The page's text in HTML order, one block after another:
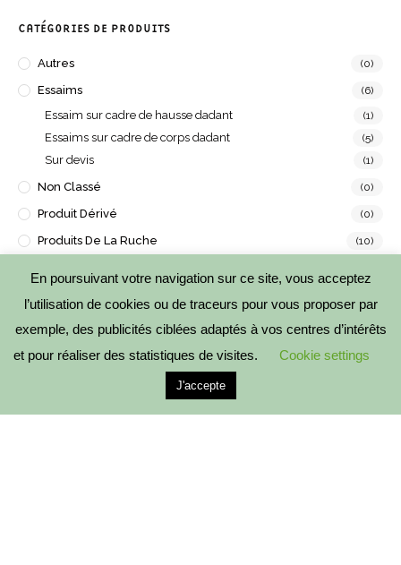
CATÉGORIES DE PRODUITS
Autres (0)
Essaims (6)
Essaim sur cadre de hausse dadant (1)
Essaims sur cadre de corps dadant (5)
Sur devis (1)
Non Classé (0)
Produit Dérivé (0)
Produits De La Ruche (10)
Brèche
Cire (2)
Coffret (3)
Miel (3)
En poursuivant votre navigation sur ce site, vous acceptez
l’utilisation de cookies ou de traceurs pour vous proposer par
exemple, des publicités ciblées adaptés à vos centres d’intérêts
et pour réaliser des statistiques de visites.
Cookie settings
J'accepte